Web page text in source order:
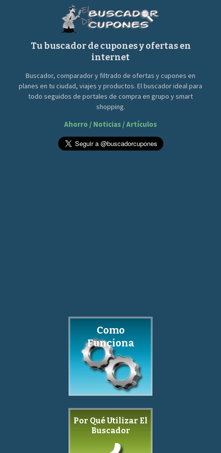
Tu buscador de cupones y ofertas en
internet
Buscador, comparador y filtrado de ofertas y cupones en
planes en tu ciudad, viajes y productos. El buscador ideal para
todo seguidos de portales de compra en grupo y smart
shopping.
Ahorro / Noticias / Artículos
Como
Funciona
Por Qué Utilizar El
Buscador